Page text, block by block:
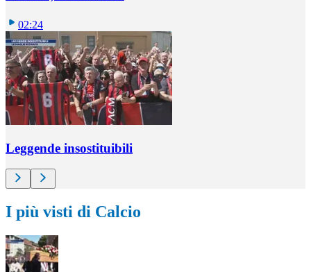
02:24
Leggende insostituibili
I più visti di Calcio